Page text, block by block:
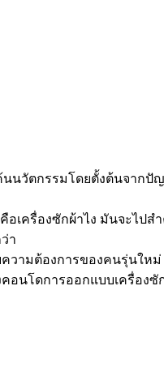
นนวัตกรรมโดยตั้งต้นจาก
อเครื่องซักผ้าไง มันจะไป
า
ามต้องการของคนรุ่นใหม่
นโดการออกแบบเครื่องซั